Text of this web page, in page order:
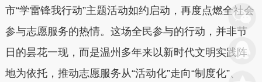
市“学雷锋我行动”主题活动如约启动，再度点燃全社会
参与志愿服务的热情。这场全民参与的行动，并非节
日的昙花一现，而是温州多年来以新时代文明实践阵
地为依托，推动志愿服务从“活动化”走向“制度化”、